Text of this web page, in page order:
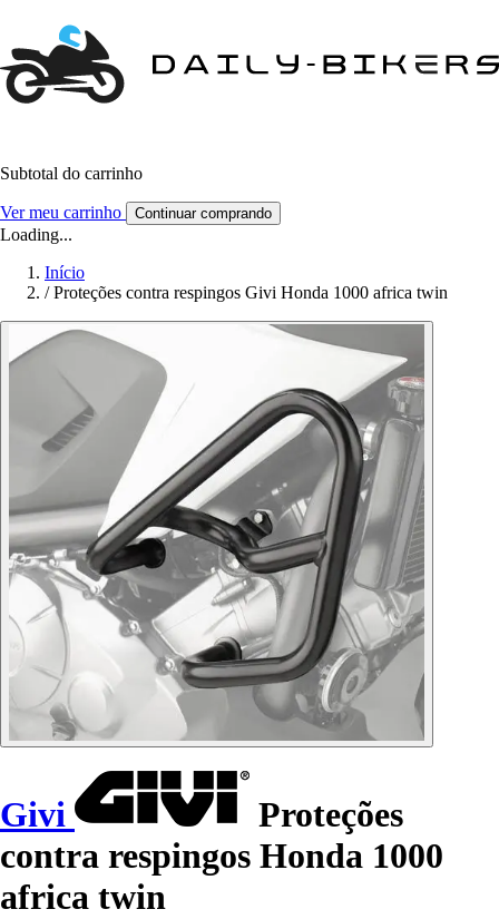
Subtotal do carrinho
Ver meu carrinho Continuar comprando
Loading...
Início
/ Proteções contra respingos Givi Honda 1000 africa twin
Givi
Proteções
contra respingos Honda 1000
africa twin